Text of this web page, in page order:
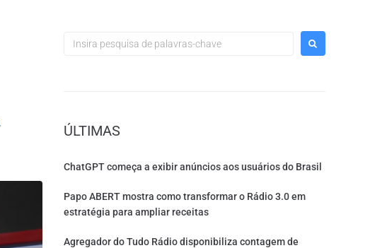
ÚLTIMAS
ChatGPT começa a exibir anúncios aos usuários do Brasil
Papo ABERT mostra como transformar o Rádio 3.0 em
estratégia para ampliar receitas
Agregador do Tudo Rádio disponibiliza contagem de